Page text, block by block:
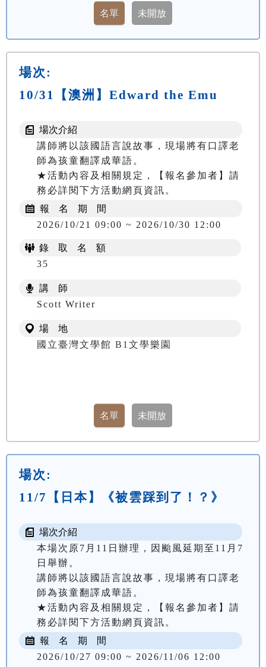
場次:
10/31【澳洲】Edward the Emu
場次介紹
講師將以該國語言說故事，現場將有口譯老
師為孩童翻譯成華語。
★活動內容及相關規定，【報名參加者】請
務必詳閱下方活動網頁資訊。
報 名 期 間
2026/10/21 09:00 ~ 2026/10/30 12:00
錄 取 名 額
35
講 師
Scott Writer
場 地
國立臺灣文學館 B1文學樂園
場次:
11/7【日本】《被雲踩到了！？》
場次介紹
本場次原7月11日辦理，因颱風延期至11月7
日舉辦。
講師將以該國語言說故事，現場將有口譯老
師為孩童翻譯成華語。
★活動內容及相關規定，【報名參加者】請
務必詳閱下方活動網頁資訊。
報 名 期 間
2026/10/27 09:00 ~ 2026/11/06 12:00